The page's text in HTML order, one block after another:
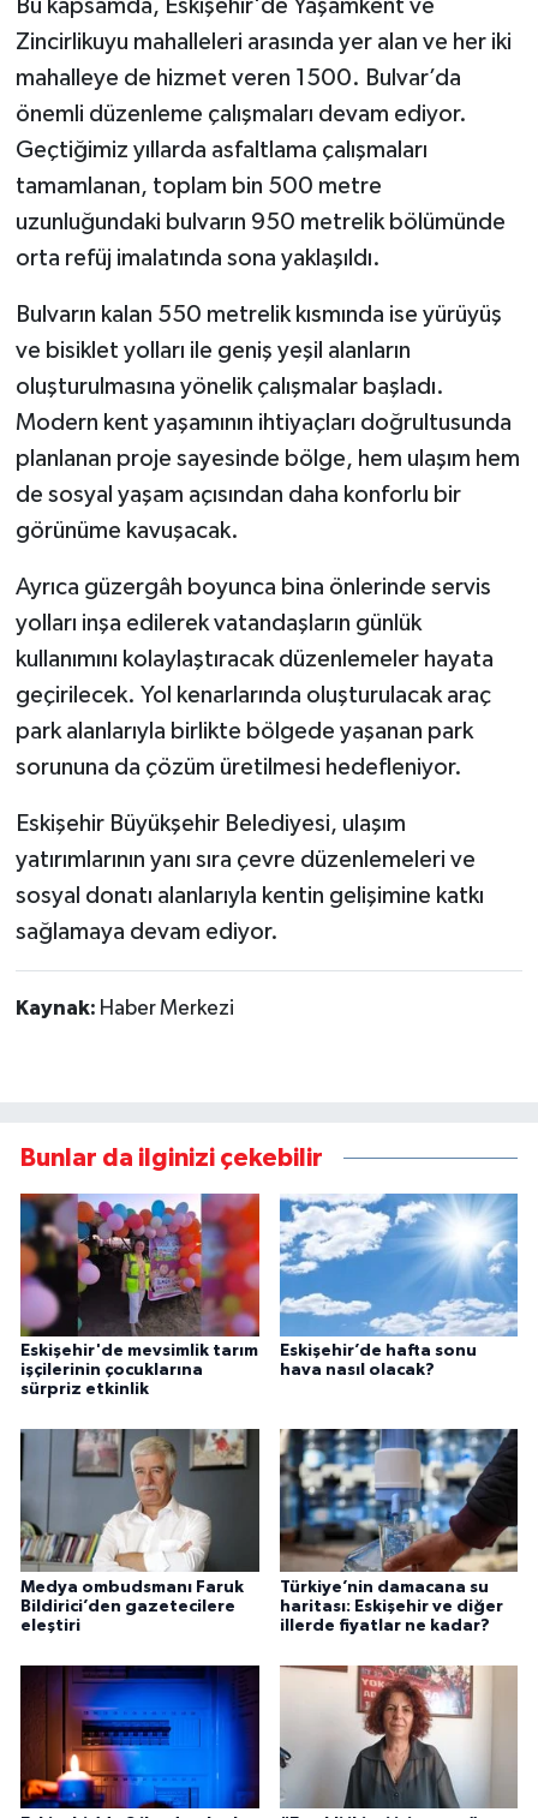
Bu kapsamda, Eskişehir'de Yaşamkent ve
Zincirlikuyu mahalleleri arasında yer alan ve her iki
mahalleye de hizmet veren 1500. Bulvar’da
önemli düzenleme çalışmaları devam ediyor.
Geçtiğimiz yıllarda asfaltlama çalışmaları
tamamlanan, toplam bin 500 metre
uzunluğundaki bulvarın 950 metrelik bölümünde
orta refüj imalatında sona yaklaşıldı.
Bulvarın kalan 550 metrelik kısmında ise yürüyüş
ve bisiklet yolları ile geniş yeşil alanların
oluşturulmasına yönelik çalışmalar başladı.
Modern kent yaşamının ihtiyaçları doğrultusunda
planlanan proje sayesinde bölge, hem ulaşım hem
de sosyal yaşam açısından daha konforlu bir
görünüme kavuşacak.
Ayrıca güzergâh boyunca bina önlerinde servis
yolları inşa edilerek vatandaşların günlük
kullanımını kolaylaştıracak düzenlemeler hayata
geçirilecek. Yol kenarlarında oluşturulacak araç
park alanlarıyla birlikte bölgede yaşanan park
sorununa da çözüm üretilmesi hedefleniyor.
Eskişehir Büyükşehir Belediyesi, ulaşım
yatırımlarının yanı sıra çevre düzenlemeleri ve
sosyal donatı alanlarıyla kentin gelişimine katkı
sağlamaya devam ediyor.
Kaynak: Haber Merkezi
Bunlar da ilginizi çekebilir
Eskişehir'de mevsimlik tarım
işçilerinin çocuklarına
sürpriz etkinlik
Eskişehir’de hafta sonu
hava nasıl olacak?
Medya ombudsmanı Faruk
Bildirici’den gazetecilere
eleştiri
Türkiye’nin damacana su
haritası: Eskişehir ve diğer
illerde fiyatlar ne kadar?